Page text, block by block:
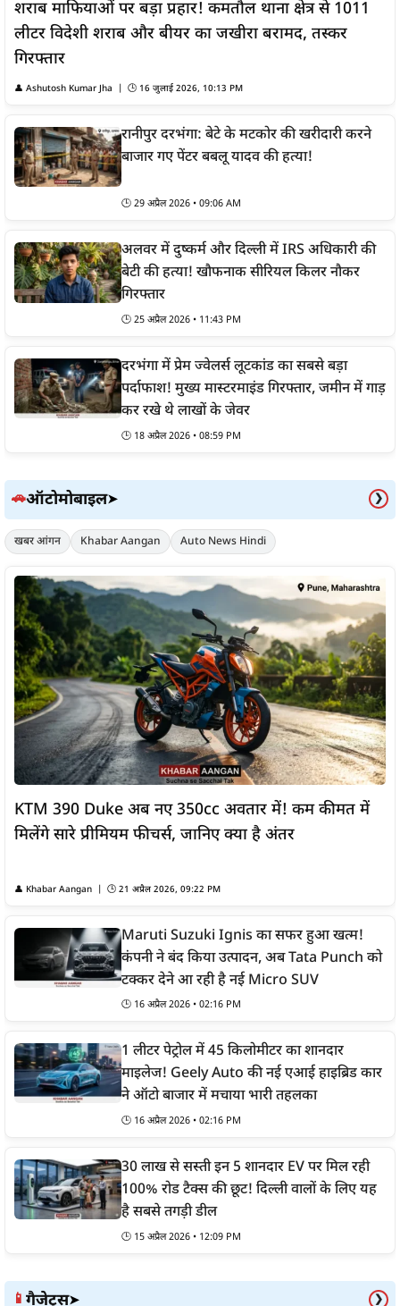
शराब माफियाओं पर बड़ा प्रहार! कमतौल थाना क्षेत्र से 1011
लीटर विदेशी शराब और बीयर का जखीरा बरामद, तस्कर
गिरफ्तार
👤 Ashutosh Kumar Jha | 🕒 16 जुलाई 2026, 10:13 PM
रानीपुर दरभंगा: बेटे के मटकोर की खरीदारी करने
बाजार गए पेंटर बबलू यादव की हत्या!
🕒 29 अप्रैल 2026 • 09:06 AM
अलवर में दुष्कर्म और दिल्ली में IRS अधिकारी की
बेटी की हत्या! खौफनाक सीरियल किलर नौकर
गिरफ्तार
🕒 25 अप्रैल 2026 • 11:43 PM
दरभंगा में प्रेम ज्वेलर्स लूटकांड का सबसे बड़ा
पर्दाफाश! मुख्य मास्टरमाइंड गिरफ्तार, जमीन में गाड़
कर रखे थे लाखों के जेवर
🕒 18 अप्रैल 2026 • 08:59 PM
🚗ऑटोमोबाइल➤ ❯
खबर आंगन Khabar Aangan Auto News Hindi
KTM 390 Duke अब नए 350cc अवतार में! कम कीमत में
मिलेंगे सारे प्रीमियम फीचर्स, जानिए क्या है अंतर
👤 Khabar Aangan | 🕒 21 अप्रैल 2026, 09:22 PM
Maruti Suzuki Ignis का सफर हुआ खत्म!
कंपनी ने बंद किया उत्पादन, अब Tata Punch को
टक्कर देने आ रही है नई Micro SUV
🕒 16 अप्रैल 2026 • 02:16 PM
1 लीटर पेट्रोल में 45 किलोमीटर का शानदार
माइलेज! Geely Auto की नई एआई हाइब्रिड कार
ने ऑटो बाजार में मचाया भारी तहलका
🕒 16 अप्रैल 2026 • 02:16 PM
30 लाख से सस्ती इन 5 शानदार EV पर मिल रही
100% रोड टैक्स की छूट! दिल्ली वालों के लिए यह
है सबसे तगड़ी डील
🕒 15 अप्रैल 2026 • 12:09 PM
📱 गैजेट्स➤ ❯